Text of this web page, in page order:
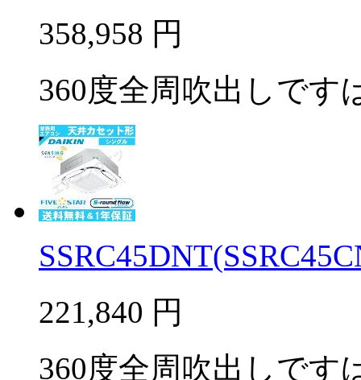
358,958 円
360度全周吹出しです
221,840 円
360度全周吹出しです